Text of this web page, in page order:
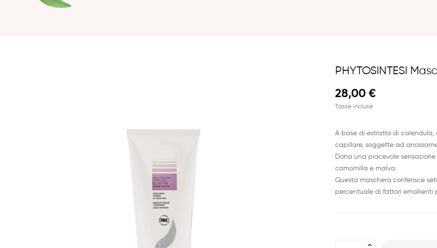
PHYTOSINTESI
28,00 €
Tasse incluse
A base di estratto di calendula,
capillare, soggette ad
Dona una piacevole
camomilla e malva.
Questa maschera conferisce
percentuale di fattori emollienti